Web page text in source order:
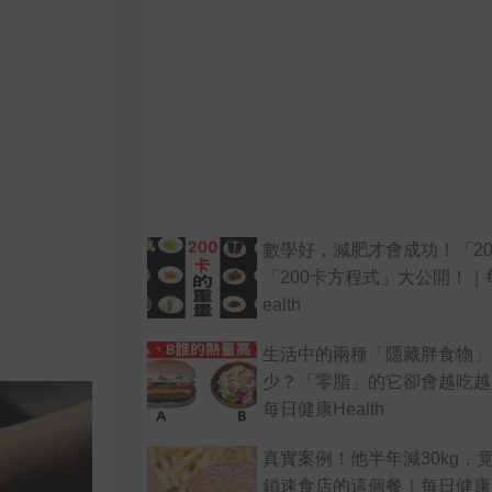
數學好，減肥才會成功！「
「200卡方程式」大公開！
ealth
生活中的兩種「隱藏胖食物
少？「零脂」的它卻會越吃
每日健康Health
真實案例！他半年減30kg，
鎖速食店的這個餐｜每日健